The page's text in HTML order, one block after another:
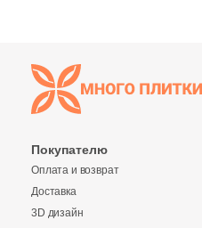
Покупателю
Оплата и возврат
Доставка
3D дизайн